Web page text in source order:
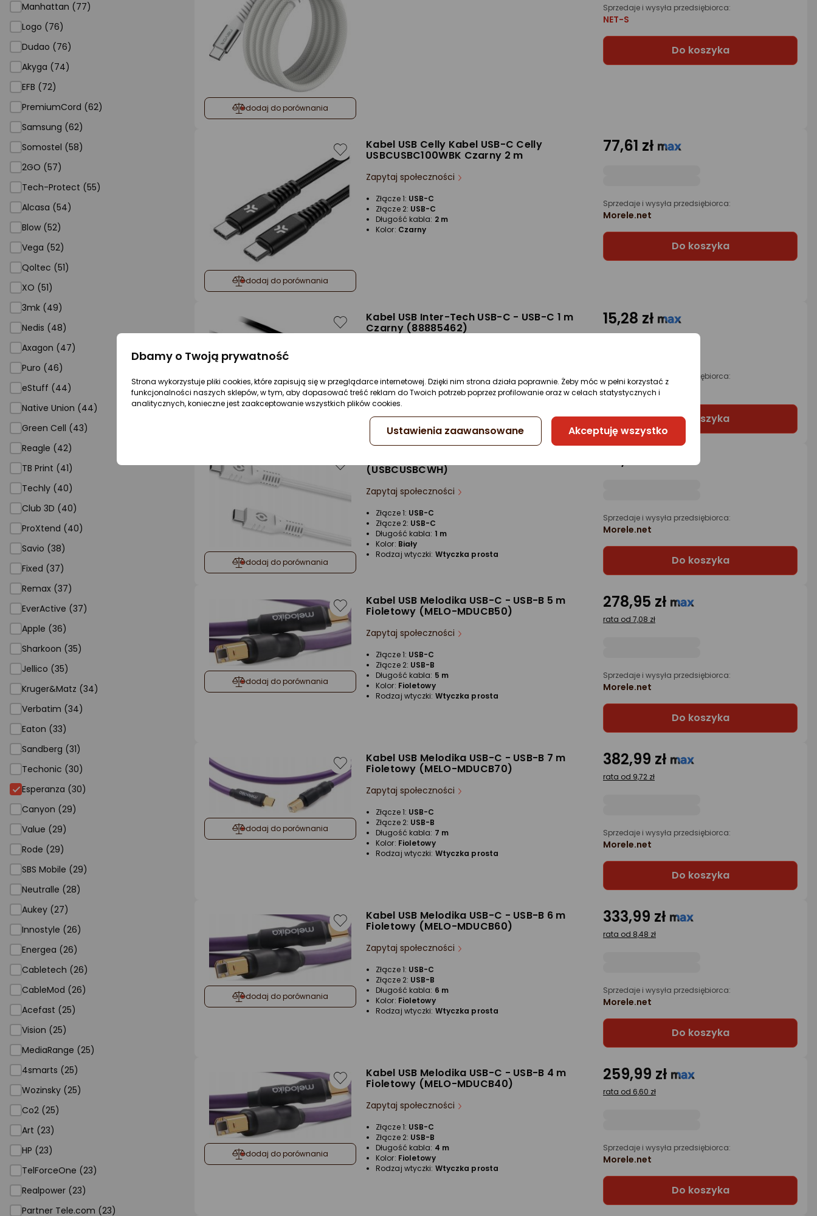
Manhattan (77)
Logo (76)
Dudao (76)
Akyga (74)
EFB (72)
PremiumCord (62)
Samsung (62)
Somostel (58)
2GO (57)
Tech-Protect (55)
Alcasa (54)
Blow (52)
Vega (52)
Qoltec (51)
XO (51)
3mk (49)
Nedis (48)
Axagon (47)
Puro (46)
eStuff (44)
Native Union (44)
Green Cell (43)
Reagle (42)
TB Print (41)
Techly (40)
Club 3D (40)
ProXtend (40)
Savio (38)
Fixed (37)
Remax (37)
EverActive (37)
Apple (36)
Sharkoon (35)
Jellico (35)
Kruger&Matz (34)
Verbatim (34)
Eaton (33)
Sandberg (31)
Techonic (30)
Esperanza (30)
Canyon (29)
Value (29)
Rode (29)
SBS Mobile (29)
Neutralle (28)
Aukey (27)
Innostyle (26)
Energea (26)
Cabletech (26)
CableMod (26)
Acefast (25)
Vision (25)
MediaRange (25)
4smarts (25)
Wozinsky (25)
Co2 (25)
Art (23)
HP (23)
TelForceOne (23)
Realpower (23)
Partner Tele.com (23)
dodaj do porównania
Sprzedaje i wysyła przedsiębiorca:
NET-S
Do koszyka
dodaj do porównania
Kabel USB Celly Kabel USB-C Celly
USBCUSBC100WBK Czarny 2 m
Zapytaj społeczności
Złącze 1: USB-C
Złącze 2: USB-C
Długość kabla: 2 m
Kolor: Czarny
77,61 zł
Sprzedaje i wysyła przedsiębiorca:
Morele.net
Do koszyka
dodaj do porównania
Kabel USB Inter-Tech USB-C - USB-C 1 m
Czarny (88885462)
Złącze 2:USB-C
Długość kabla:1 m
Kolor:Czarny
15,28 zł
Sprzedaje i wysyła przedsiębiorca:
Morele.net
Do koszyka
dodaj do porównania
(USBCUSBCWH)
Zapytaj społeczności
Złącze 1: USB-C
Złącze 2: USB-C
Długość kabla: 1 m
Kolor: Biały
Rodzaj wtyczki: Wtyczka prosta
67,27 zł
Sprzedaje i wysyła przedsiębiorca:
Morele.net
Do koszyka
dodaj do porównania
Kabel USB Melodika USB-C - USB-B 5 m
Fioletowy (MELO-MDUCB50)
Zapytaj społeczności
Złącze 1: USB-C
Złącze 2: USB-B
Długość kabla: 5 m
Kolor: Fioletowy
Rodzaj wtyczki: Wtyczka prosta
278,95 zł
rata od 7,08 zł
Sprzedaje i wysyła przedsiębiorca:
Morele.net
Do koszyka
dodaj do porównania
Kabel USB Melodika USB-C - USB-B 7 m
Fioletowy (MELO-MDUCB70)
Zapytaj społeczności
Złącze 1: USB-C
Złącze 2: USB-B
Długość kabla: 7 m
Kolor: Fioletowy
Rodzaj wtyczki: Wtyczka prosta
382,99 zł
rata od 9,72 zł
Sprzedaje i wysyła przedsiębiorca:
Morele.net
Do koszyka
dodaj do porównania
Kabel USB Melodika USB-C - USB-B 6 m
Fioletowy (MELO-MDUCB60)
Zapytaj społeczności
Złącze 1: USB-C
Złącze 2: USB-B
Długość kabla: 6 m
Kolor: Fioletowy
Rodzaj wtyczki: Wtyczka prosta
333,99 zł
rata od 8,48 zł
Sprzedaje i wysyła przedsiębiorca:
Morele.net
Do koszyka
dodaj do porównania
Kabel USB Melodika USB-C - USB-B 4 m
Fioletowy (MELO-MDUCB40)
Zapytaj społeczności
Złącze 1: USB-C
Złącze 2: USB-B
Długość kabla: 4 m
Kolor: Fioletowy
Rodzaj wtyczki: Wtyczka prosta
259,99 zł
rata od 6,60 zł
Sprzedaje i wysyła przedsiębiorca:
Morele.net
Do koszyka
Dbamy o Twoją prywatność
Strona wykorzystuje pliki cookies, które zapisują się w przeglądarce internetowej. Dzięki nim strona działa poprawnie. Żeby móc w pełni korzystać z
funkcjonalności naszych sklepów, w tym, aby dopasować treść reklam do Twoich potrzeb poprzez profilowanie oraz w celach statystycznych i
analitycznych, konieczne jest zaakceptowanie wszystkich plików cookies.
Ustawienia zaawansowane Akceptuję wszystko